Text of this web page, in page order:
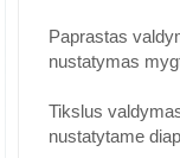
Paprastas
nustatymas
Tikslus
nustatytame